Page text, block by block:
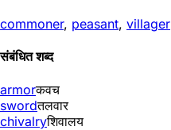
commoner, peasant, villager
संबंधित शब्द
armorकवच
swordतलवार
chivalryशिवालय